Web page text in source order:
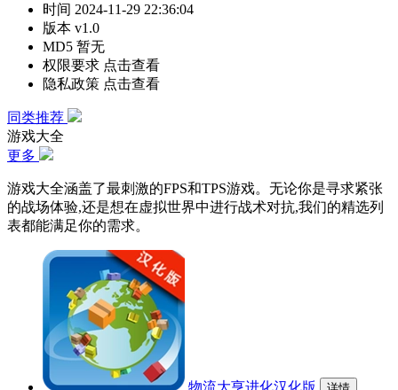
时间 2024-11-29 22:36:04
版本 v1.0
MD5 暂无
权限要求 点击查看
隐私政策 点击查看
同类推荐
游戏大全
更多
游戏大全涵盖了最刺激的FPS和TPS游戏。无论你是寻求紧张
的战场体验,还是想在虚拟世界中进行战术对抗,我们的精选列
表都能满足你的需求。
物流大亨进化汉化版